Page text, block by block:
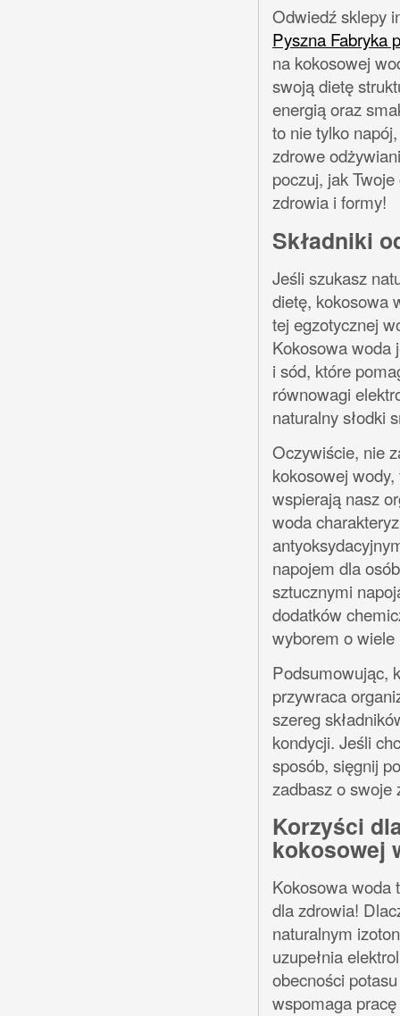
Odwiedź sklepy
Pyszna Fabryka
na kokosowej
swoją dietę
energią oraz
to nie tylko
zdrowe
poczuj, jak
zdrowia i formy!
Składniki
Jeśli szukasz
dietę, kokosowa
tej egzotycznej
Kokosowa woda
i sód, które
równowagi
naturalny słodki
Oczywiście, nie
kokosowej
wspierają nasz
woda
napojem dla
sztucznymi
dodatków
wyborem o
Podsumowując,
przywraca
szereg
kondycji. Jeśli
sposób, sięgnij
zadbasz o swoje
Korzyści
kokosowej
Kokosowa woda
dla zdrowia!
naturalnym
uzupełnia
obecności
wspomaga